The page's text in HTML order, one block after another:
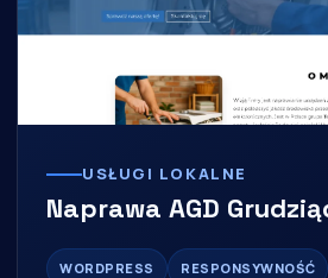
USŁUGI LOKALNE
Naprawa AGD
WORDPRESS RESPONSYWNOŚĆ